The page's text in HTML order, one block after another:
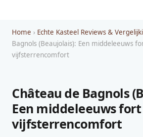
Home › Echte Kasteel Reviews &
Bagnols (Beaujolais): Een middeleeuws
vijfsterrencomfort
Château de Bagnols
Een middeleeuws
vijfsterrencomfort